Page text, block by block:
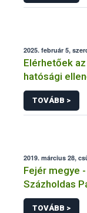
2025. február 5,
Elérhetőek
hatósági
TOVÁBB >
2019. március 28,
Fejér megye
Százholdas
Tálalókonyha -
TOVÁBB >